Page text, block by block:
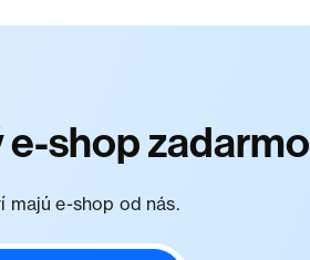
e-shop zadarmo
majú e-shop od nás.